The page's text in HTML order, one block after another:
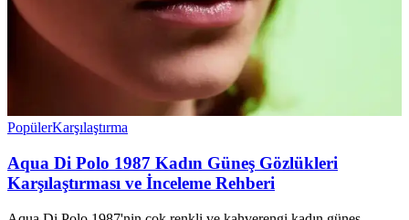
PopülerKarşılaştırma
Aqua Di Polo 1987 Kadın Güneş Gözlükleri
Karşılaştırması ve İnceleme Rehberi